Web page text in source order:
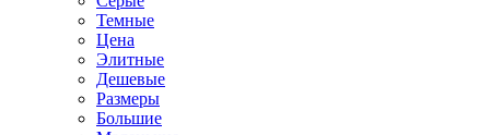
Темные
Цена
Элитные
Дешевые
Размеры
Большие